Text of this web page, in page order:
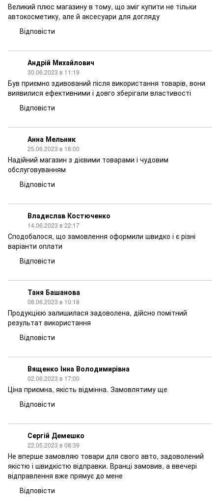
Великий плюс магазину в тому, що зміг купити не тільки
автокосметику, але й аксесуари для догляду
Відповісти
Андрій Михайлович
30.06.2023 в 11:19
Був приємно здивований після використання товарів, вони
виявилися ефективними і довго зберігали властивості
Відповісти
Анна Мельник
25.06.2023 в 18:00
Надійний магазин з дієвими товарами і чудовим
обслуговуванням
Відповісти
Владислав Костюченко
14.06.2023 в 22:17
Сподобалося, що замовлення оформили швидко і є різні
варіанти оплати
Відповісти
Таня Башанова
08.06.2023 в 10:18
Продукцією залишилася задоволена, дійсно помітний
результат використання
Відповісти
Вященко Інна Володимирівна
02.06.2023 в 17:00
Ціна приємна, якість відмінна. Замовлятиму ще
Відповісти
Сергій Демешко
22.05.2023 в 08:39
Не вперше замовляю товари для свого авто, задоволений
якістю і швидкістю відправки. Вранці замовив, а ввечері
відправлення вже прямує до мене
Відповісти